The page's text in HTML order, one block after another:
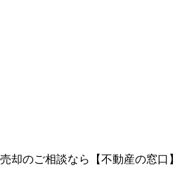
却のご相談なら【不動産の窓口】